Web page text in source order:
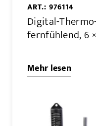
ART.: 976114
Digital-
fernfühlend, 6
Mehr lesen